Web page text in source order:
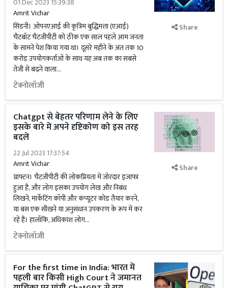
Amrit Vichar
सिडनी। ओपनएआई की कृत्रिम बुद्धिमत्ता (एआई)
चैटबॉट चैटजीपीटी को ठीक एक साल पहले आम जनता
के सामने पेश किया गया था। दूसरे महीने के अंत तक 10
करोड़ उपयोगकर्ताओं के साथ यह अब तक का सबसे
तेजी से बढ़ने वाला...
टेक्नोलॉजी
Share
Chatgpt से बेहतर परिणाम लेने के लिए
इसके बारे में अपने दृष्टिकोण को इस तरह
बदलें
22 Jul 2023 17:37:54
Amrit Vichar
ग्राफ्टन। चैटजीपीटी की लोकप्रियता में जोरदार इजाफा
हुआ है, और लोग इसका उपयोग लेख और निबंध
लिखने, मार्केटिंग कॉपी और कंप्यूटर कोड तैयार करने,
या बस एक सीखने या अनुसंधान उपकरण के रूप में कर
रहे हैं। हालाँकि, अधिकांश लोग...
टेक्नोलॉजी
Share
For the first time in India: भारत में
पहली बार किसी High Court ने जमानत